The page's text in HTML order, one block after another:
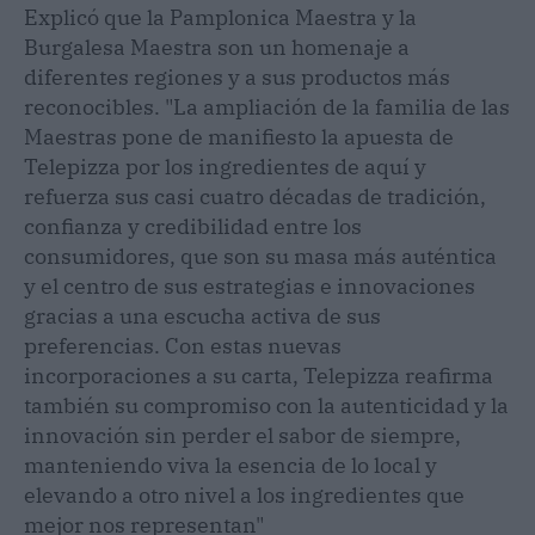
Explicó que la Pamplonica Maestra y la
Burgalesa Maestra son un homenaje a
diferentes regiones y a sus productos más
reconocibles. "La ampliación de la familia de las
Maestras pone de manifiesto la apuesta de
Telepizza por los ingredientes de aquí y
refuerza sus casi cuatro décadas de tradición,
confianza y credibilidad entre los
consumidores, que son su masa más auténtica
y el centro de sus estrategias e innovaciones
gracias a una escucha activa de sus
preferencias. Con estas nuevas
incorporaciones a su carta, Telepizza reafirma
también su compromiso con la autenticidad y la
innovación sin perder el sabor de siempre,
manteniendo viva la esencia de lo local y
elevando a otro nivel a los ingredientes que
mejor nos representan"